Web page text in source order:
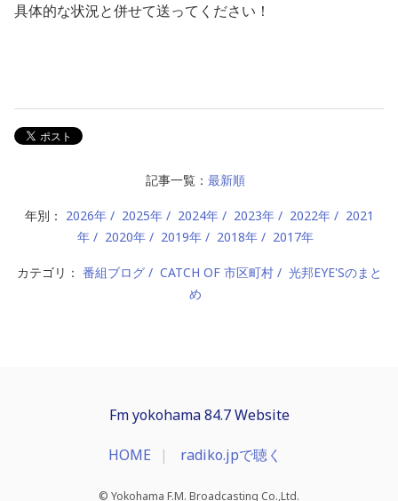
具体的な状況と併せて送ってください！
記事一覧： 最新順
年別： 2026年 2025年 2024年 2023年 2022年
2021
年
2020年 2019年 2018年 2017年
カテゴリ： 番組ブログ CATCH OF 市区町村
光邦EYE'Sのまと
め
Fm yokohama 84.7 Website
HOME radiko.jpで聴く
© Yokohama F.M. Broadcasting Co.,Ltd.